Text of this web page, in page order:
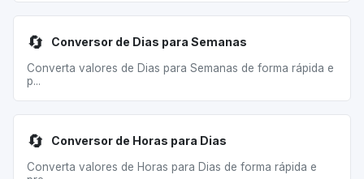
🔄 Conversor de Dias para Semanas
Converta valores de Dias para Semanas de forma rápida e
p...
🔄 Conversor de Horas para Dias
Converta valores de Horas para Dias de forma rápida e